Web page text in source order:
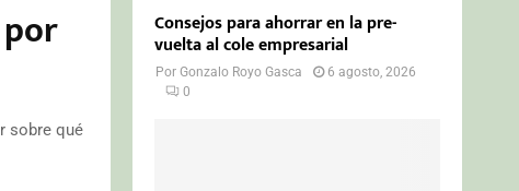
sobre qué
Consejos para ahorrar en la pre-
vuelta al cole empresarial
PorGonzalo Royo Gasca
6 agosto, 2026
0